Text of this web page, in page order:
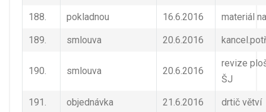
188. pokladnou 16.6.2016 materiál
189. smlouva 20.6.2016
190. smlouva 20.6.2016
revize
ŠJ
191. objednávka 21.6.2016 drtič větví